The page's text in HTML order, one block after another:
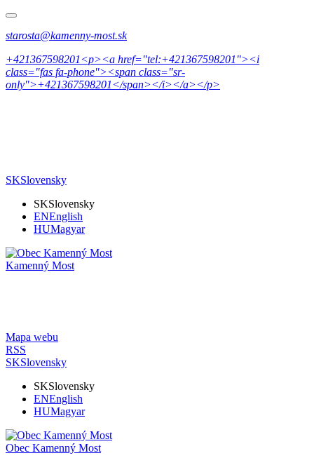
starosta@kamenny-most.sk
+421367598201<p><a href="tel:+421367598201"><i
class="fas fa-phone"><span class="sr-
only">+421367598201</span></i></a></p>
SKSlovensky
SKSlovensky
ENEnglish
HUMagyar
Kamenný Most
Mapa webu
RSS
SKSlovensky
SKSlovensky
ENEnglish
HUMagyar
Obec Kamenný Most